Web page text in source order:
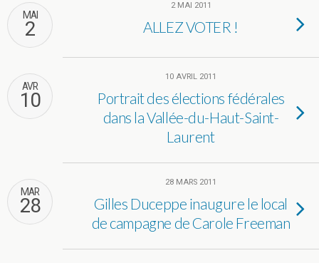
MAI
2
2 MAI 2011
ALLEZ VOTER !
AVR
10
10 AVRIL 2011
Portrait des élections fédérales
dans la Vallée-du-Haut-Saint-
Laurent
MAR
28
28 MARS 2011
Gilles Duceppe inaugure le local
de campagne de Carole Freeman